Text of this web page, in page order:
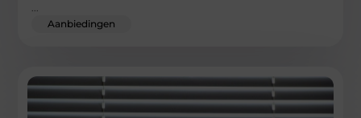
...
Aanbiedingen